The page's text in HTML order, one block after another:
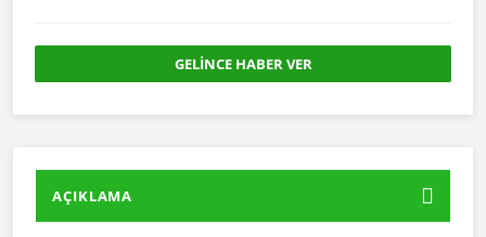
GELİNCE HABER VER
AÇIKLAMA